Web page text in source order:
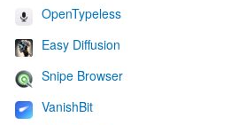
OpenTypeless
Easy Diffusion
Snipe Browser
VanishBit